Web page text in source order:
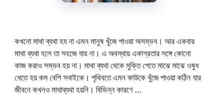
কখনো মাথা ব্যথা হয না এমন মানুষ খুঁজে পাওয়া অসম্ভব। আর একবার
মাথা ব্যথা হলে তা সহজে যায় না। এ অবস্থায় একাগ্রতার সঙ্গে কোনো
কাজ করাও সম্ভব হয় না। মাথা ব্যথা থেকে মুক্তি পেতে মাঝে মাঝে ওষুধ
খেতে হয় কম বেশি সবাইকে। পৃথিবতে এমন কাউকে খুঁজে পাওয়া কঠিন যার
জীবনে কখনও মাথাব্যথা হয়নি। বিভিন্ন কারণে …